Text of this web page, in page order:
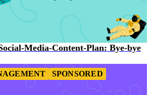
Media-Content-Plan: Bye-bye
SPONSORED